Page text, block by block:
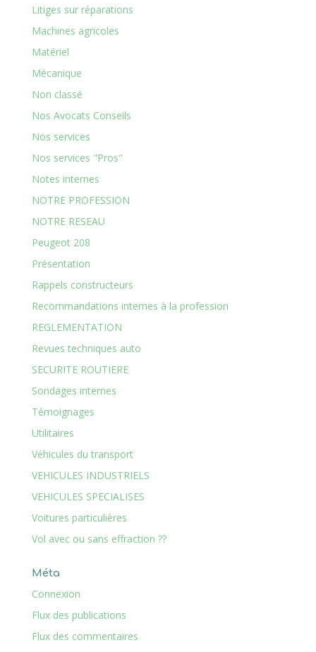
Litiges sur réparations
Machines agricoles
Matériel
Mécanique
Non classé
Nos Avocats Conseils
Nos services
Nos services "Pros"
Notes internes
NOTRE PROFESSION
NOTRE RESEAU
Peugeot 208
Présentation
Rappels constructeurs
Recommandations internes à la profession
REGLEMENTATION
Revues techniques auto
SECURITE ROUTIERE
Sondages internes
Témoignages
Utilitaires
Véhicules du transport
VEHICULES INDUSTRIELS
VEHICULES SPECIALISES
Voitures particulières
Vol avec ou sans effraction ??
Méta
Connexion
Flux des publications
Flux des commentaires